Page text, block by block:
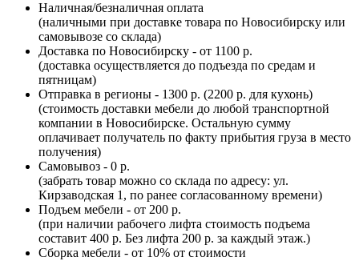
Наличная/безналичная оплата
(наличными при доставке товара по Новосибирску или
самовывозе со склада)
Доставка по Новосибирску - от 1100 р.
(доставка осуществляется до подъезда по средам и
пятницам)
Отправка в регионы - 1300 р. (2200 р. для кухонь)
(стоимость доставки мебели до любой транспортной
компании в Новосибирске. Остальную сумму
оплачивает получатель по факту прибытия груза в место
получения)
Самовывоз - 0 р.
(забрать товар можно со склада по адресу: ул.
Кирзаводская 1, по ранее согласованному времени)
Подъем мебели - от 200 р.
(при наличии рабочего лифта стоимость подъема
составит 400 р. Без лифта 200 р. за каждый этаж.)
Сборка мебели - от 10% от стоимости